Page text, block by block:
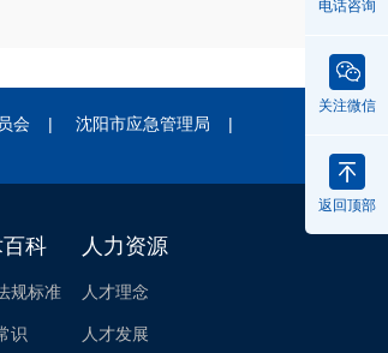
会 | 沈阳市应急管理局
|
科
规标准
识
人力资源
人才理念
人才发展
电话咨询
关注微信
返回顶部